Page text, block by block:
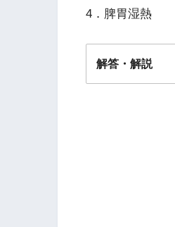
4．脾胃湿熱
解答・解説